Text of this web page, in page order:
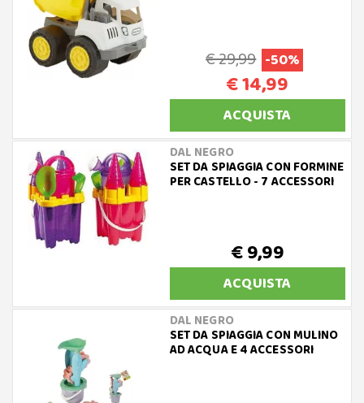
€ 29,99 -50%
€ 14,99
ACQUISTA
DAL NEGRO
SET DA SPIAGGIA CON FORMINE
PER CASTELLO - 7 ACCESSORI
€ 9,99
ACQUISTA
DAL NEGRO
SET DA SPIAGGIA CON MULINO
AD ACQUA E 4 ACCESSORI